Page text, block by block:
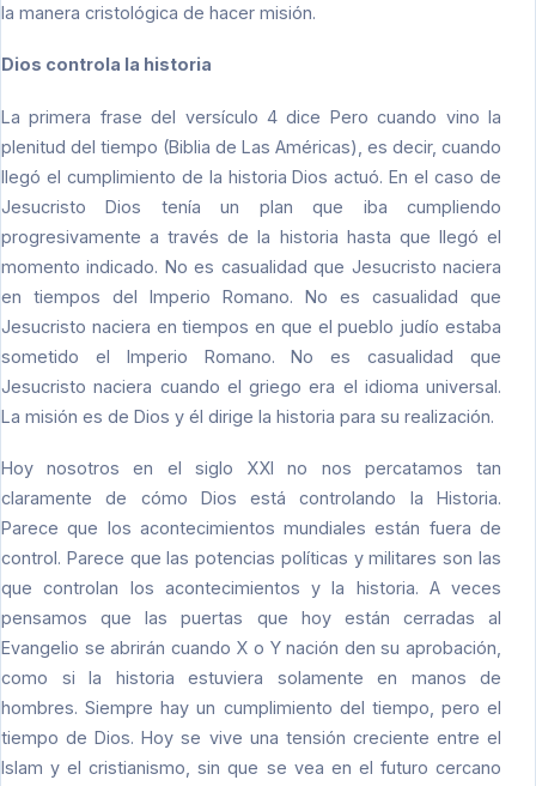
la manera cristológica de hacer misión.
Dios controla la historia
La primera frase del versículo 4 dice Pero cuando vino la
plenitud del tiempo (Biblia de Las Américas), es decir, cuando
llegó el cumplimiento de la historia Dios actuó. En el caso de
Jesucristo Dios tenía un plan que iba cumpliendo
progresivamente a través de la historia hasta que llegó el
momento indicado. No es casualidad que Jesucristo naciera
en tiempos del Imperio Romano. No es casualidad que
Jesucristo naciera en tiempos en que el pueblo judío estaba
sometido el Imperio Romano. No es casualidad que
Jesucristo naciera cuando el griego era el idioma universal.
La misión es de Dios y él dirige la historia para su realización.
Hoy nosotros en el siglo XXI no nos percatamos tan
claramente de cómo Dios está controlando la Historia.
Parece que los acontecimientos mundiales están fuera de
control. Parece que las potencias políticas y militares son las
que controlan los acontecimientos y la historia. A veces
pensamos que las puertas que hoy están cerradas al
Evangelio se abrirán cuando X o Y nación den su aprobación,
como si la historia estuviera solamente en manos de
hombres. Siempre hay un cumplimiento del tiempo, pero el
tiempo de Dios. Hoy se vive una tensión creciente entre el
Islam y el cristianismo, sin que se vea en el futuro cercano